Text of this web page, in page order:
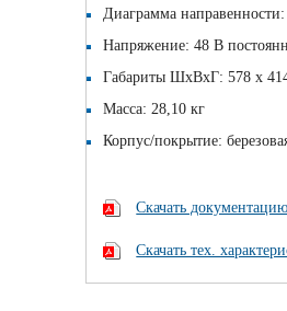
Диаграмма направенности:
Напряжение: 48 В
Габариты ШхВхГ: 578 х
Масса: 28,10 кг
Корпус/покрытие:
Скачать
Скачать тех.